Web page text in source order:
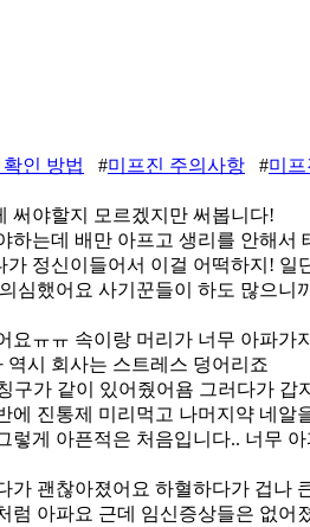
인 방법 #미프진 주의사항 #미
써야할지 모르겠지만 써봅니다!
하는데 배만 아프고 생리를 안해
가 정신이들어서 이걸 어떡하지!
심했어요 사기꾼들이 하도 많으
요ㅠㅠ 속이랑 머리가 너무 아파
역시 회사는 스트레스 덩어리죠
구가 같이 있어줬어욤 그러다가
에 진통제 미리먹고 나머지약 네
렇게 아픈적은 처음입니다.. 너무
가 괜찮아졌어요 하혈하다가 겁나
럼 아파요 근데 임신증상들은 없